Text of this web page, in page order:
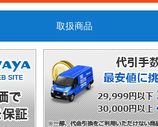
取扱商品